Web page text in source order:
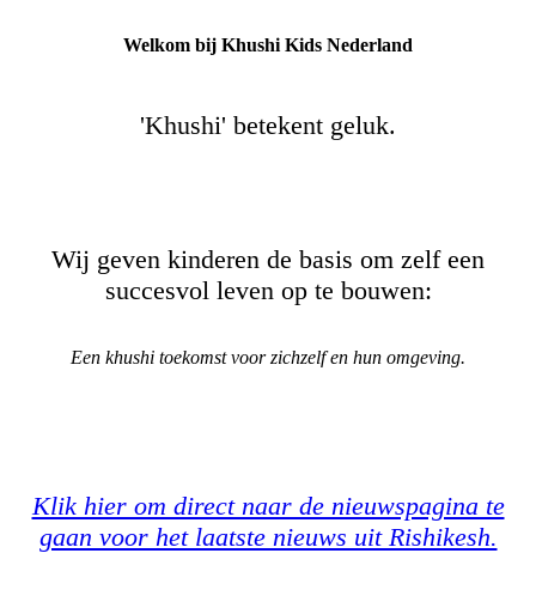
Welkom bij Khushi Kids Nederland
'Khushi' betekent geluk.
Wij geven kinderen de basis om zelf een
succesvol leven op te bouwen:
Een khushi toekomst voor zichzelf en hun omgeving.
Klik hier om direct naar de nieuwspagina te
gaan voor het laatste nieuws uit Rishikesh.